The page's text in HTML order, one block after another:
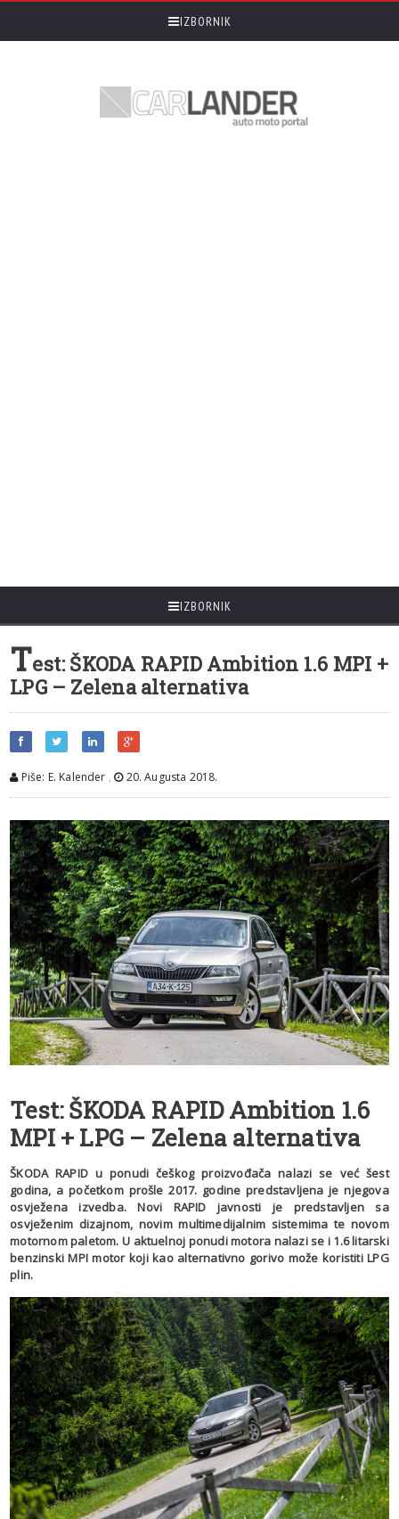
IZBORNIK
IZBORNIK
Test: ŠKODA RAPID Ambition 1.6 MPI +
LPG – Zelena alternativa
Piše: E. Kalender , 20. Augusta 2018.
Test: ŠKODA RAPID Ambition 1.6
MPI + LPG – Zelena alternativa
ŠKODA RAPID u ponudi češkog proizvođača nalazi se već šest
godina, a početkom prošle 2017. godine predstavljena je njegova
osvježena izvedba. Novi RAPID javnosti je predstavljen sa
osvježenim dizajnom, novim multimedijalnim sistemima te novom
motornom paletom. U aktuelnoj ponudi motora nalazi se i 1.6 litarski
benzinski MPI motor koji kao alternativno gorivo može koristiti LPG
plin.